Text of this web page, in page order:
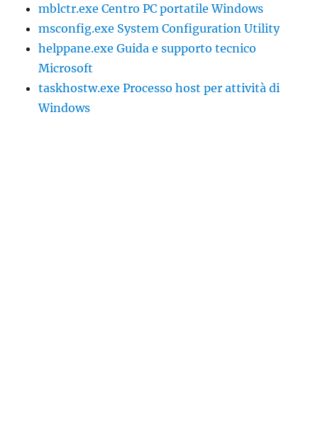
mblctr.exe Centro PC portatile Windows
msconfig.exe System Configuration Utility
helppane.exe Guida e supporto tecnico
Microsoft
taskhostw.exe Processo host per attività di
Windows